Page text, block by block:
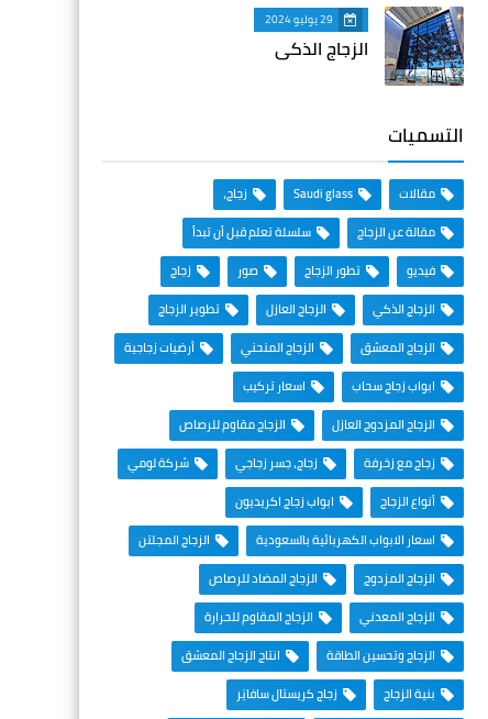
29 يوليو 2024
الزجاج الذكي
التسميات
مقالات Saudi glass
زجاج،
مقالة عن الزجاج
سلسلة تعلم قبل أن تبدأ
فيديو
تطور الزجاج صور
زجاج
الزجاج الذكي
الزجاج العازل
تطوير الزجاج
الزجاج المعشق
الزجاج المنحني
أرضيات زجاجية
ابواب زجاج سحاب
اسعار تركيب
الزجاج المزدوج العازل
الزجاج مقاوم للرصاص
زجاج مع زخرفة
زجاج، جسر زجاجي
شركة لومي
أنواع الزجاج
ابواب زجاج اكريديون
اسعار الابواب الكهربائية بالسعودية
الزجاج المجلتن
الزجاج المزدوج
الزجاج المضاد للرصاص
الزجاج المعدني
الزجاج المقاوم للحرارة
الزجاج وتحسين الطاقة
انتاج الزجاج المعشق
بنية الزجاج
زجاج كريستال سافايَر